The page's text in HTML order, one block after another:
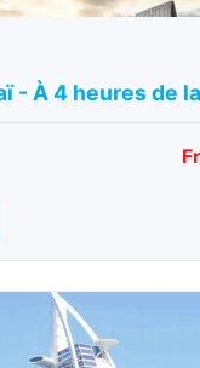
- À 4 heures de